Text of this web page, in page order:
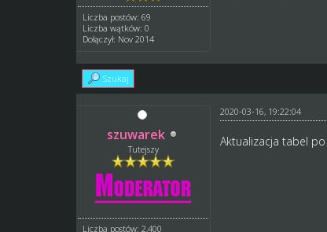
Liczba postów: 69
Liczba wątków: 0
Dołączył: Nov 2014
Szukaj
szuwarek
Tutejszy
Liczba postów: 2,400
2020-03-16, 19:22:04
Aktualizacja tabel po